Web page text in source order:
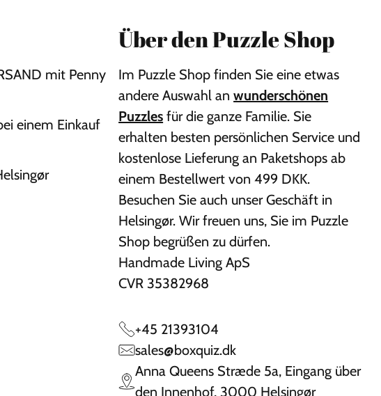
mit Penny
einem Einkauf
Über den Puzzle Shop
Im Puzzle Shop finden Sie eine etwas
andere Auswahl anwunderschönen
Puzzles für die ganze Familie. Sie
erhalten besten persönlichen Service und
kostenlose Lieferung an Paketshops ab
einem Bestellwert von 499 DKK.
Besuchen Sie auch unser Geschäft in
Helsingør. Wir freuen uns, Sie im Puzzle
Shop begrüßen zu dürfen.
Handmade Living ApS
CVR 35382968
+45 21393104
sales@boxquiz.dk
Anna Queens Stræde 5a, Eingang über
den Innenhof, 3000 Helsingør